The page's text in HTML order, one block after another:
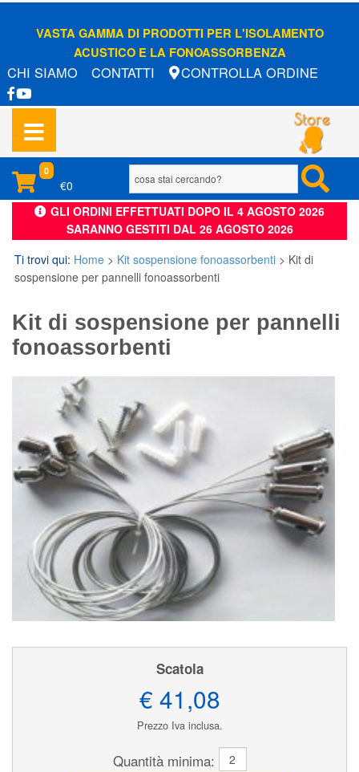
VASTA GAMMA DI PRODOTTI PER L'ISOLAMENTO
ACUSTICO E LA FONOASSORBENZA
CHI SIAMO CONTATTI CONTROLLA ORDINE
0
€0
GLI ORDINI EFFETTUATI DOPO IL 4 AGOSTO 2026
SARANNO GESTITI DAL 26 AGOSTO 2026
Ti trovi qui: Home > Kit sospensione fonoassorbenti > Kit di
sospensione per pannelli fonoassorbenti
Kit di sospensione per pannelli
fonoassorbenti
Scatola
€ 41,08
Prezzo Iva inclusa.
Quantità minima: